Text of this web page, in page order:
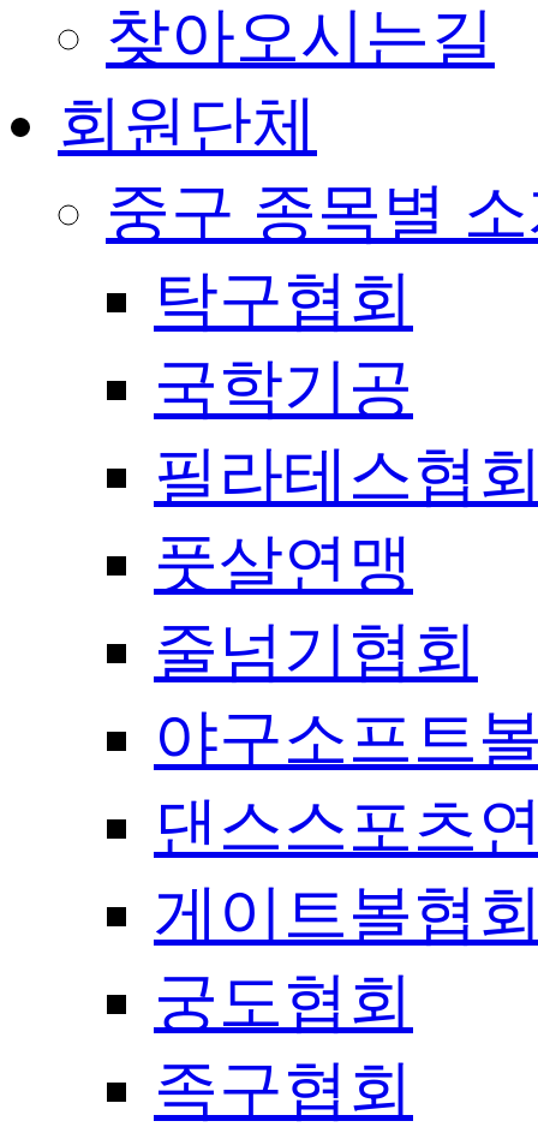
찾아오시는길
회원단체
중구 종목별
탁구협회
국학기공
필라테스협
풋살연맹
줄넘기협회
야구소프트
댄스스포츠
게이트볼협
궁도협회
족구협회